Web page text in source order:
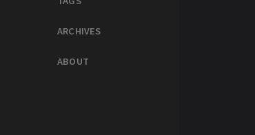
ARCHIVES
ABOUT